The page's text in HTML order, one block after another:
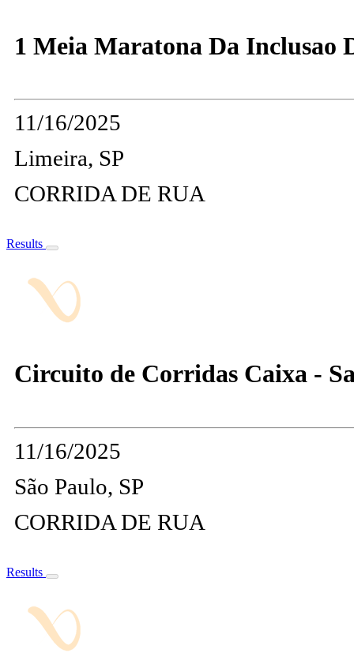
1 Meia Maratona Da Inclusao
11/16/2025
Limeira, SP
CORRIDA DE RUA
Results
Circuito de Corridas Caixa -
11/16/2025
São Paulo, SP
CORRIDA DE RUA
Results